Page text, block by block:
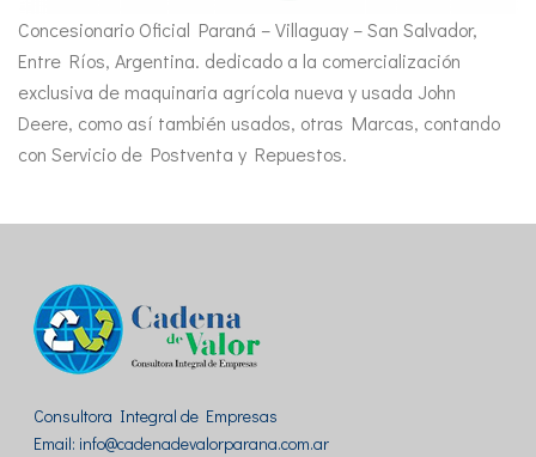
Concesionario Oficial Paraná – Villaguay – San Salvador,
Entre Ríos, Argentina. dedicado a la comercialización
exclusiva de maquinaria agrícola nueva y usada John
Deere, como así también usados, otras Marcas, contando
con Servicio de Postventa y Repuestos.
Consultora Integral de Empresas
Email: info@cadenadevalorparana.com.ar